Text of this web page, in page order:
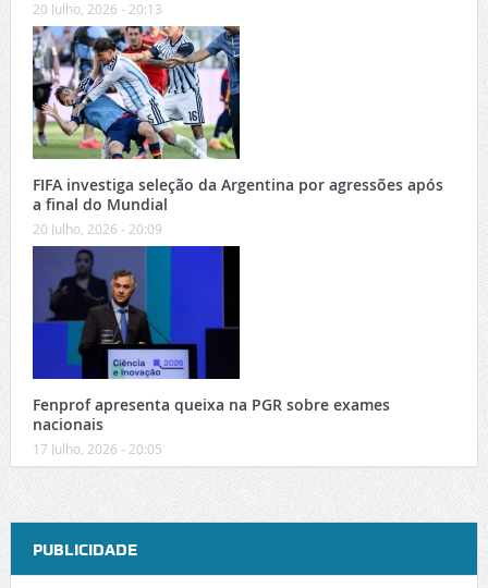
20 Julho, 2026 - 20:13
FIFA investiga seleção da Argentina por agressões após
a final do Mundial
20 Julho, 2026 - 20:09
Fenprof apresenta queixa na PGR sobre exames
nacionais
17 Julho, 2026 - 20:05
PUBLICIDADE